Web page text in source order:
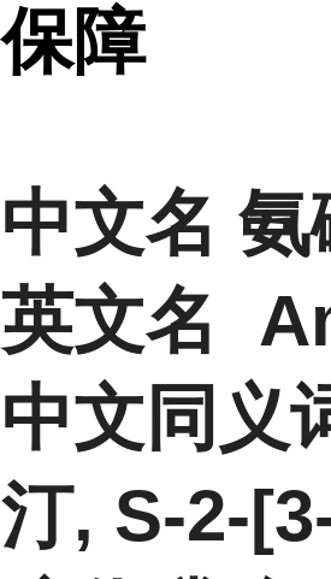
保障
中文名 氨
英文名
中文同义
汀, S-2-